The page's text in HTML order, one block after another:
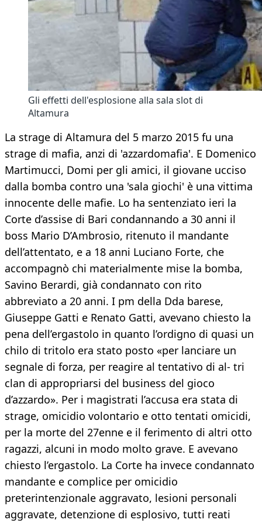
Gli effetti dell'esplosione alla sala slot di
Altamura
La strage di Altamura del 5 marzo 2015 fu una
strage di mafia, anzi di 'azzardomafia'. E Domenico
Martimucci, Domi per gli amici, il giovane ucciso
dalla bomba contro una 'sala giochi' è una vittima
innocente delle mafie. Lo ha sentenziato ieri la
Corte d’assise di Bari condannando a 30 anni il
boss Mario D’Ambrosio, ritenuto il mandante
dell’attentato, e a 18 anni Luciano Forte, che
accompagnò chi materialmente mise la bomba,
Savino Berardi, già condannato con rito
abbreviato a 20 anni. I pm della Dda barese,
Giuseppe Gatti e Renato Gatti, avevano chiesto la
pena dell’ergastolo in quanto l’ordigno di quasi un
chilo di tritolo era stato posto «per lanciare un
segnale di forza, per reagire al tentativo di al- tri
clan di appropriarsi del business del gioco
d’azzardo». Per i magistrati l’accusa era stata di
strage, omicidio volontario e otto tentati omicidi,
per la morte del 27enne e il ferimento di altri otto
ragazzi, alcuni in modo molto grave. E avevano
chiesto l’ergastolo. La Corte ha invece condannato
mandante e complice per omicidio
preterintenzionale aggravato, lesioni personali
aggravate, detenzione di esplosivo, tutti reati